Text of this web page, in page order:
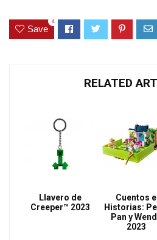
Save
4
RELATED
Llavero de
Creeper™ 2023
Cuentos e
Historias:
Pan y
2023